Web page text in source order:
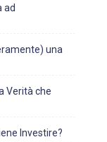
ad
una
Verità che
Investire?